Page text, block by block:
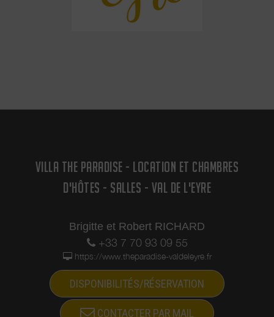
VILLA THE PARADISE - LOCATION ET CHAMBRES
D'HÔTES - SALLES - VAL DE L'EYRE
Brigitte et Robert RICHARD
+33 7 70 93 09 55
https://www.theparadise-valdeleyre.fr
DISPONIBILITÉS/RÉSERVATION
CONTACTER PAR MAIL